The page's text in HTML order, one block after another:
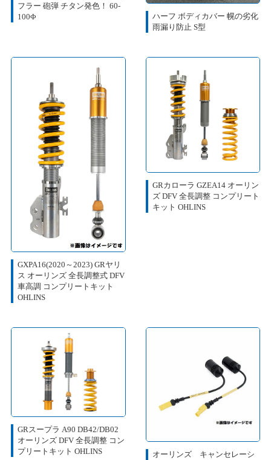
フラー 砲弾 チタン発色！ 60-
100Φ
ハーフ ボディカバー 幌の劣化
雨漏り防止 S型
GXPA16(2020～2023) GRヤリ
ス オーリンズ 全長調整式 DFV
車高調 コンプリートキット
OHLINS
GRカローラ GZEA14 オーリン
ズ DFV 全長調整 コンプリート
キット OHLINS
GRスープラ A90 DB42/DB02
オーリンズ DFV 全長調整 コン
プリートキット OHLINS
オーリンズ キャンセレーシ